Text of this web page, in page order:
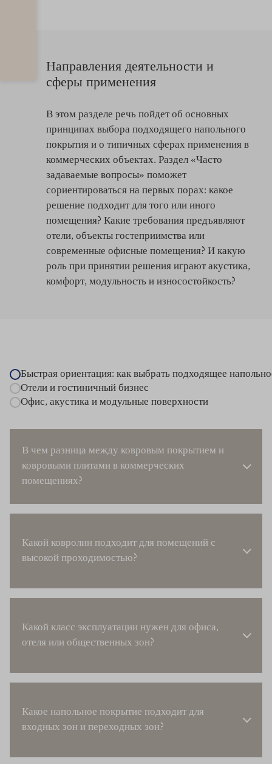
Направления деятельности и
сферы применения
В этом разделе речь пойдет об основных
принципах выбора подходящего напольного
покрытия и о типичных сферах применения в
коммерческих объектах. Раздел «Часто
задаваемые вопросы» поможет
сориентироваться на первых порах: какое
решение подходит для того или иного
помещения? Какие требования предъявляют
отели, объекты гостеприимства или
современные офисные помещения? И какую
роль при принятии решения играют акустика,
комфорт, модульность и износостойкость?
Быстрая ориентация: как выбрать подходящее
Отели и гостиничный бизнес
Офис, акустика и модульные поверхности
В чем разница между ковровым покрытием и
ковровыми плитами в коммерческих
помещениях?
Какой ковролин подходит для помещений с
высокой проходимостью?
Какой класс эксплуатации нужен для офиса,
отеля или общественных зон?
Какое напольное покрытие подходит для
входных зон и переходных зон?